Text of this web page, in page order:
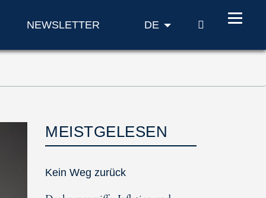
NEWSLETTER DE SUCHE
MEISTGELESEN
Kein Weg zurück